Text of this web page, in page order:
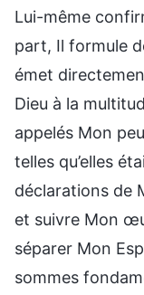
Lui-même
part, Il formule
émet
Dieu à la
appelés Mon
telles qu’elles
déclarations de
et suivre Mon
séparer Mon
sommes